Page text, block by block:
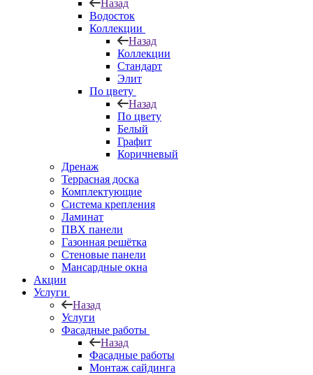
Назад
Водосток
Коллекции
Назад
Коллекции
Стандарт
Элит
По цвету
Назад
По цвету
Белый
Графит
Коричневый
Дренаж
Террасная доска
Комплектующие
Система крепления
Ламинат
ПВХ панели
Газонная решётка
Стеновые панели
Мансардные окна
Акции
Услуги
Назад
Услуги
Фасадные работы
Назад
Фасадные работы
Монтаж сайдинга